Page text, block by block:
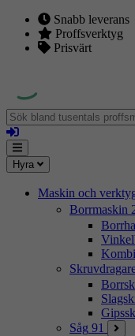
Snabb leverans
Proffsverktyg
Prisvärt
Sök
bland
tusentals
proffsmaskiner
Logga
in
Mina
sidor
Meny
Hyra
Maskin och
Borrmaskin
Såg 91